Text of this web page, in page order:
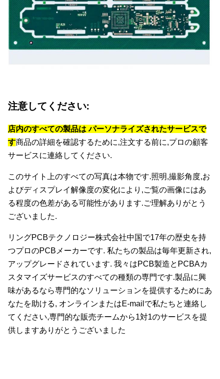
注意してください:
店内のすべての製品は パーソナライズされたサービスで
す商品の詳細を確認するために,注文する前に,プロの顧客
サービスに連絡してください.
このサイト上のすべての写真は本物です.照明,撮影角度,お
よびディスプレイ解像度の変化により,ご覧の画像にはあ
る程度の色差がある可能性があります.ご理解ありがとう
ございました.
リングPCBテクノロジー株式会社中国で17年の歴史を持
つプロのPCBメーカーです. 私たちの製品は毎年更新され,
アップグレードされています. 我々はPCB製造とPCBAカ
スタマイズサービスのすべての種類の専門です.製品に興
味があるなら専門的なソリューションを提供するためにあ
なたを助ける, オンラインまたはE-mailで私たちと連絡し
てください,専門的な販売チームから1対1のサービスを提
供しますありがとうございました